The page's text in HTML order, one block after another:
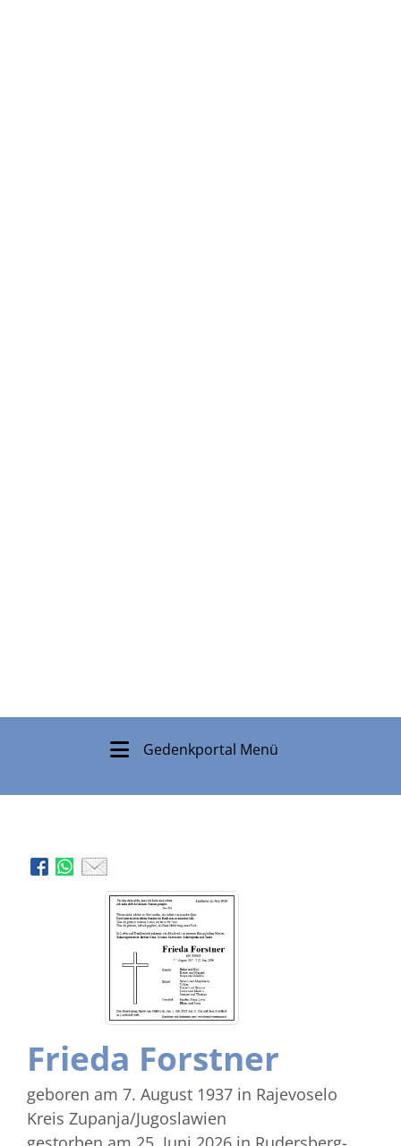
Gedenkportal Menü
Frieda Forstner
geboren am 7. August 1937 in Rajevoselo
Kreis Zupanja/Jugoslawien